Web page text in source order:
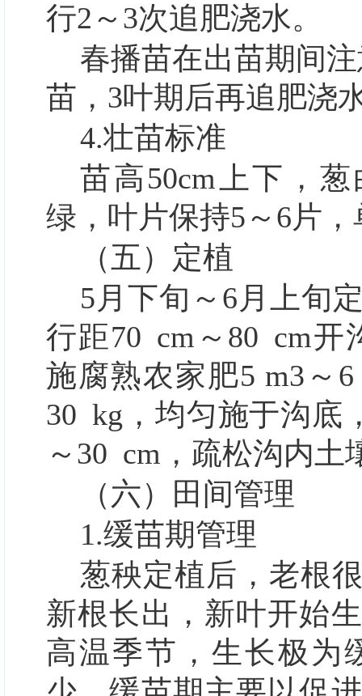
行2～3次追肥浇水。
春播苗在出苗期间
苗，3叶期后再追肥浇
4.壮苗标准
苗高50cm上下，葱
绿，叶片保持5～6片，
（五）定植
5月下旬～6月上旬
行距70 cm～80 cm开
施腐熟农家肥5 m3 ～
30 kg，均匀施于沟底
～30 cm，疏松沟内土
（六）田间管理
1.缓苗期管理
葱秧定植后，老根
新根长出，新叶开始
高温季节，生长极为